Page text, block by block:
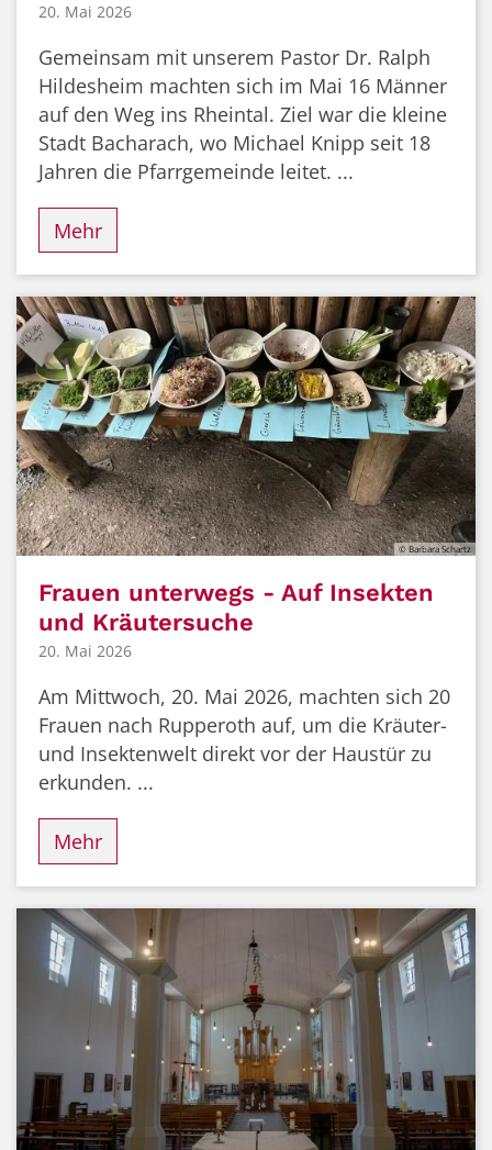
20. Mai 2026
Gemeinsam mit unserem Pastor Dr. Ralph
Hildesheim machten sich im Mai 16 Männer
auf den Weg ins Rheintal. Ziel war die kleine
Stadt Bacharach, wo Michael Knipp seit 18
Jahren die Pfarrgemeinde leitet. ...
Mehr
© Barbara Schartz
Frauen unterwegs - Auf Insekten
und Kräutersuche
20. Mai 2026
Am Mittwoch, 20. Mai 2026, machten sich 20
Frauen nach Rupperoth auf, um die Kräuter-
und Insektenwelt direkt vor der Haustür zu
erkunden. ...
Mehr